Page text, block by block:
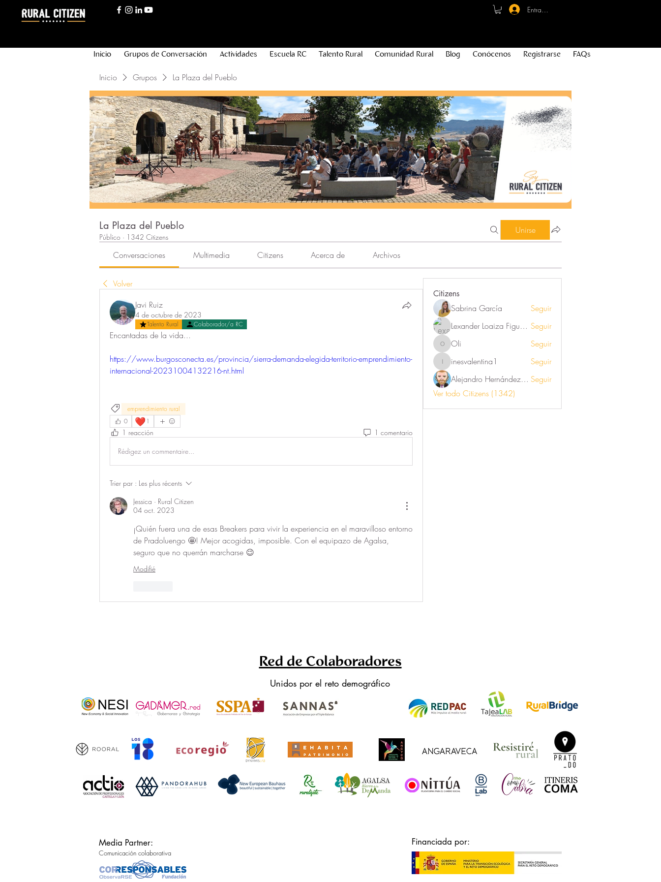
Entrar - Registro
Inicio Grupos de Conversación Actividades Escuela RC Talento Rural Comunidad Rural Blog Conócenos Registrarse FAQs
Inicio Grupos La Plaza del Pueblo
La Plaza del Pueblo
Público · 1342 Citizens
Unirse
Conversaciones Multimedia Citizens Acerca de Archivos
Volver
Javi Ruiz
4 de octubre de 2023
Talento Rural Colaborador/a RC
Encantadas de la vida...
https://www.burgosconecta.es/provincia/sierra-demanda-elegida-territorio-emprendimiento-
internacional-20231004132216-nt.html
emprendimiento rural
0
❤️ 1
1 reacción 1 comentario
Rédigez un commentaire...
Trier par : Les plus récents
Jessica · Rural Citizen
04 oct. 2023
¡Quién fuera una de esas Breakers para vivir la experiencia en el maravilloso entorno
de Pradoluengo 🤩! Mejor acogidas, imposible. Con el equipazo de Agalsa,
seguro que no querrán marcharse 😉
Modifié
Citizens
Sabrina García
Seguir
Lexander Loaiza Figueroa Seguir
Oli Oli Seguir
inesvalentina1
inesvalentina1
Seguir
Alejandro Hernández Renner Seguir
Ver todo Citizens (1342)
Red de Colaboradores
Unidos por el reto demográfico
Media Partner:
Comunicación colaborativa
Financiada por: